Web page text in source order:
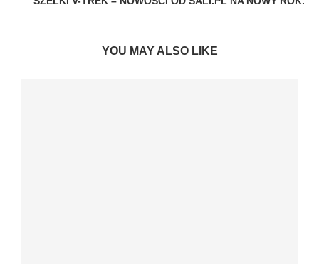
YOU MAY ALSO LIKE